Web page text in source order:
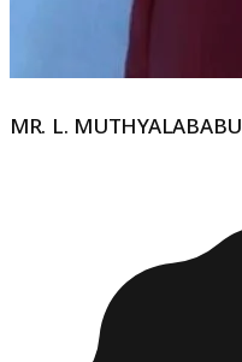
MR. L. MUTHYALABABU